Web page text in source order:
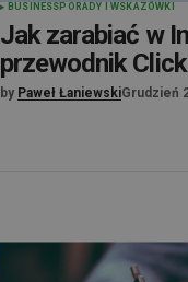
BUSINESS PORADY I WSKAZÓWKI
Jak zarabiać w
przewodnik
by Paweł ŁaniewskiGrudzień